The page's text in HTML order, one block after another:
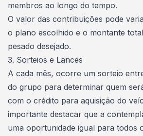
membros ao longo do tempo.
O valor das contribuições pode
o plano escolhido e o montante
pesado desejado.
3. Sorteios e Lances
A cada mês, ocorre um sorteio
do grupo para determinar quem
com o crédito para aquisição do
importante destacar que a
uma oportunidade igual para todos